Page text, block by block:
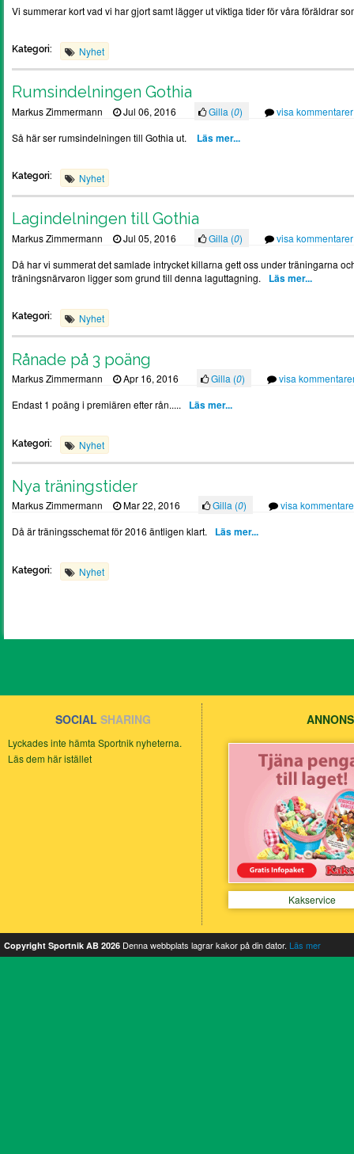
Vi summerar kort vad vi har gjort samt lägger ut viktiga tider för våra föräldrar
Kategori: Nyhet
Rumsindelningen Gothia
Markus Zimmermann Jul 06, 2016 Gilla (0)
visa kommentarer
Så här ser rumsindelningen till Gothia ut.
Läs mer...
Kategori: Nyhet
Lagindelningen till Gothia
Markus Zimmermann Jul 05, 2016 Gilla (0)
visa kommentarer
Då har vi summerat det samlade intrycket killarna gett oss under träningarna
träningsnärvaron ligger som grund till denna laguttagning.
Läs mer...
Kategori: Nyhet
Rånade på 3 poäng
Markus Zimmermann Apr 16, 2016 Gilla (0)
visa
Endast 1 poäng i premiären efter rån.....
Läs mer...
Kategori: Nyhet
Nya träningstider
Markus Zimmermann Mar 22, 2016 Gilla (0)
visa
Då är träningsschemat för 2016 äntligen klart.
Läs mer...
Kategori: Nyhet
SOCIAL SHARING
Lyckades inte hämta Sportnik nyheterna.
Läs dem här istället
Kakservice
Copyright Sportnik AB 2026 Denna webbplats lagrar kakor på din dator. Läs mer